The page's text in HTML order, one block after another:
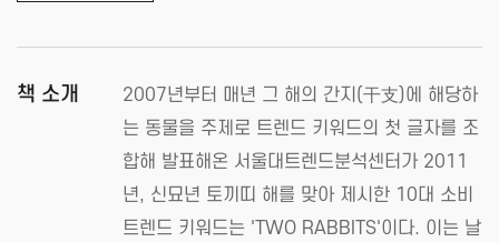
책 소개
2007년부터 매년 그 해의 간지(干支)에 해당하
는 동물을 주제로 트렌드 키워드의 첫 글자를 조
합해 발표해온 서울대트렌드분석센터가 2011
년, 신묘년 토끼띠 해를 맞아 제시한 10대 소비
트렌드 키워드는 'TWO RABBITS'이다. 이는 날